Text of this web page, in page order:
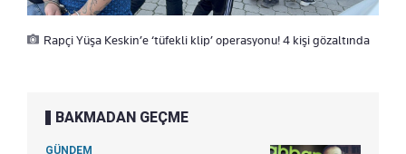
Rapçi Yüşa Keskin’e ‘tüfekli klip’ operasyonu! 4 kişi gözaltında
BAKMADAN GEÇME
GÜNDEM